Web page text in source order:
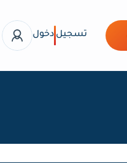
دخول تسجيل